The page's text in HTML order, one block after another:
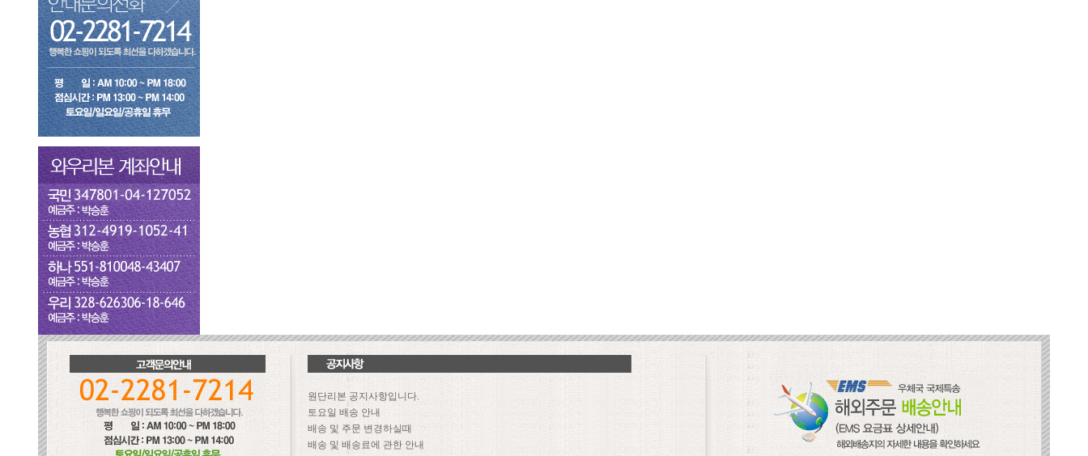
원단리본 공지사항입니다.
토요일 배송 안내
배송 및 주문 변경하실때
배송 및 배송료에 관한 안내